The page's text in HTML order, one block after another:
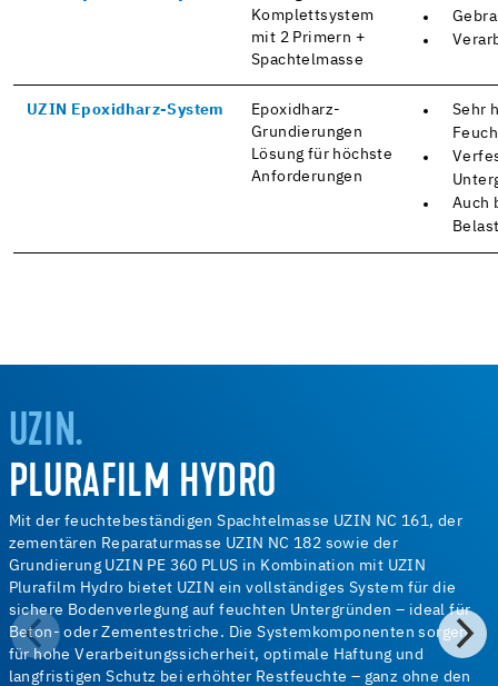
Komplettsystem
mit 2 Primern +
Spachtelmasse
UZIN Epoxidharz-System
Epoxidharz-
Grundierungen
Lösung für höchste
Anforderungen
Sehr
Auch
UZIN.
PLURAFILM HYDRO
Mit der feuchtebeständigen Spachtelmasse UZIN NC 161, der
zementären Reparaturmasse UZIN NC 182 sowie der
Grundierung UZIN PE 360 PLUS in Kombination mit UZIN
Plurafilm Hydro bietet UZIN ein vollständiges System für die
sichere Bodenverlegung auf feuchten Untergründen – ideal für
Beton- oder Zementestriche. Die Systemkomponenten sorgen
für hohe Verarbeitungssicherheit, optimale Haftung und
langfristigen Schutz bei erhöhter Restfeuchte – ganz ohne den